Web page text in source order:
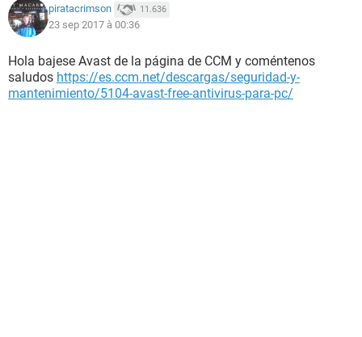
piratacrimson 11.636
23 sep 2017 à 00:36
Hola bajese Avast de la página de CCM y coméntenos
saludos https://es.ccm.net/descargas/seguridad-y-
mantenimiento/5104-avast-free-antivirus-para-pc/